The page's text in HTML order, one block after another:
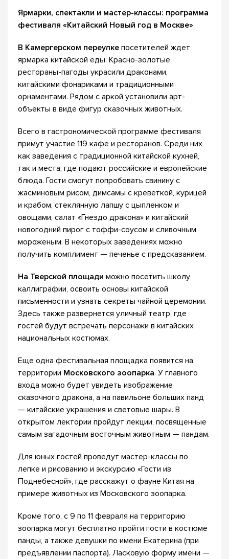
Ярмарки, спектакли и мастер-классы: программа
фестиваля «Китайский Новый год в Москве»
В Камергерском переулке посетителей ждет
ярмарка китайской еды. Красно-золотые
рестораны-пагоды украсили драконами,
китайскими фонариками и традиционными
орнаментами. Рядом с аркой установили арт-
объекты в виде фигур сказочных животных.
Всего в гастрономической программе фестиваля
примут участие 119 кафе и ресторанов. Среди них
как заведения с традиционной китайской кухней,
так и места, где подают российские и европейские
блюда. Гости смогут попробовать свинину с
жасминовым рисом, димсамы с креветкой, курицей
и крабом, стеклянную лапшу с цыпленком и
овощами, салат «Гнездо дракона» и китайский
новогодний пирог с тоффи-соусом и сливочным
мороженым. В некоторых заведениях можно
получить комплимент — печенье с предсказанием.
На Тверской площади можно посетить школу
каллиграфии, освоить основы китайской
письменности и узнать секреты чайной церемонии.
Здесь также развернется уличный театр, где
гостей будут встречать персонажи в китайских
национальных костюмах.
Еще одна фестивальная площадка появится на
территории Московского зоопарка. У главного
входа можно будет увидеть изображение
сказочного дракона, а на павильоне больших панд
— китайские украшения и световые шары. В
открытом лектории пройдут лекции, посвященные
самым загадочным восточным животным — пандам.
Для юных гостей проведут мастер-классы по
лепке и рисованию и экскурсию «Гости из
Поднебесной», где расскажут о фауне Китая на
примере животных из Московского зоопарка.
Кроме того, с 9 по 11 февраля на территорию
зоопарка могут бесплатно пройти гости в костюме
панды, а также девушки по имени Екатерина (при
предъявлении паспорта). Ласковую форму имени —